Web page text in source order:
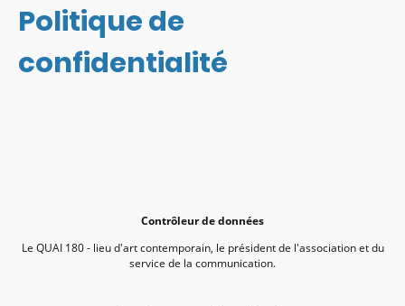
Politique de
confidentialité
Contrôleur de données
Le QUAI 180 - lieu d'art contemporain, le président de l'association et du
service de la communication.